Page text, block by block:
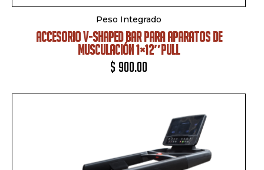
Peso Integrado
ACCESORIO V-SHAPED BAR PARA APARATOS DE
MUSCULACIÓN 1×12″PULL
$ 900.00